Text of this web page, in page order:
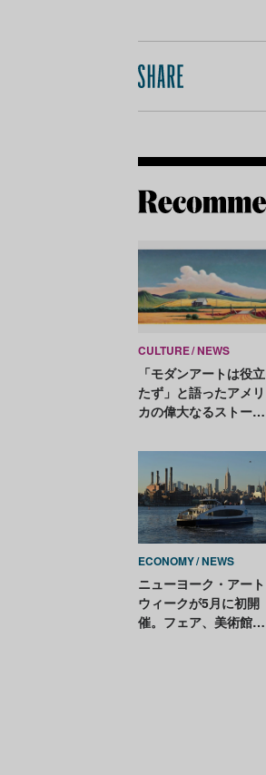
CULTURE NEWS
「モダンアートは役立
たず」と語ったアメリ
カの偉大なるストーリ
ハート・ベントン作品
がアート・バーゼル・
マイアミ・ビーチに！
ECONOMY NEWS
ニューヨーク・アート
ウィークが5月に初開
催。フェア、美術館、